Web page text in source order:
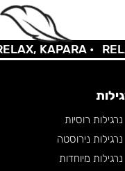
KAPARA •
נרגילות רוסיות
נרגילות נירוסטה
נרגילות מיוחדות